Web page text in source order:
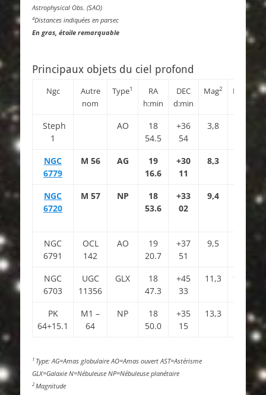
Astrophysical Obs. (SAO)
4Distances indiquées en parsec
En gras, étoile remarquable
Principaux objets du ciel profond
Ngc
Autre
nom
Type1
RA
h:min
DEC
d:min
Mag2 M.S
Steph
1
AO
18
54.5
+36
54
3,8
NGC
6779
M 56 AG
19
16.6
+30
11
8,3
NGC
6720
M 57 NP
18
53.6
+33
02
9,4
NGC
6791
OCL
142
AO
19
20.7
+37
51
9,5
NGC
6703
UGC
11356
GLX
18
47.3
+45
33
11,3 13.1
PK
64+15.1
M1 –
64
NP
18
50.0
+35
15
13,3
1 Type: AG=Amas globulaire AO=Amas ouvert AST=Astérisme
GLX=Galaxie N=Nébuleuse NP=Nébuleuse planétaire
2Magnitude